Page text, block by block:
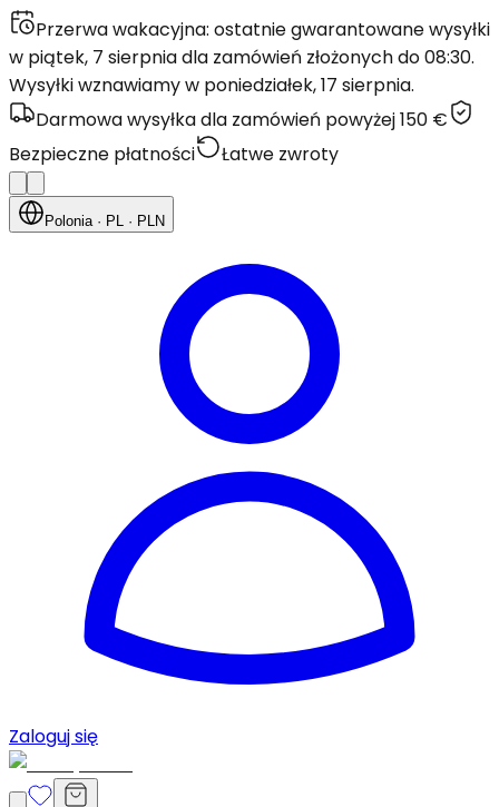
Przerwa wakacyjna: ostatnie gwarantowane wysyłki
w piątek, 7 sierpnia dla zamówień złożonych do 08:30.
Wysyłki wznawiamy w poniedziałek, 17 sierpnia.
Darmowa wysyłka dla zamówień powyżej 150 €
Bezpieczne płatności
Łatwe zwroty
Polonia· PL · PLN
Zaloguj się